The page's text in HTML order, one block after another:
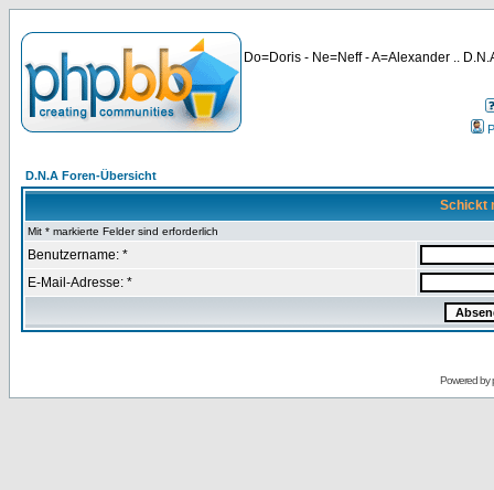
Do=Doris - Ne=Neff - A=Alexander ..
D.N.A Foren-Übersicht
Schickt
Mit * markierte Felder sind erforderlich
Benutzername: *
E-Mail-Adresse: *
Powered by